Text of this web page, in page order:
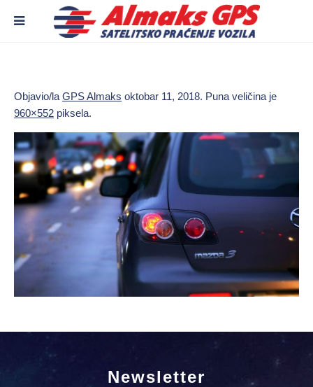
Objavio/la GPS Almaks oktobar 11, 2018. Puna veličina je
960×552 piksela.
Newsletter